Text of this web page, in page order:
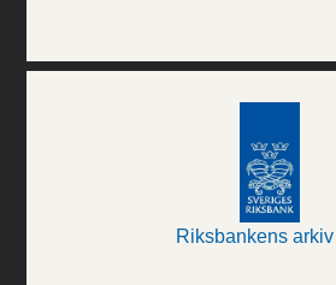
Riksbankens arkiv